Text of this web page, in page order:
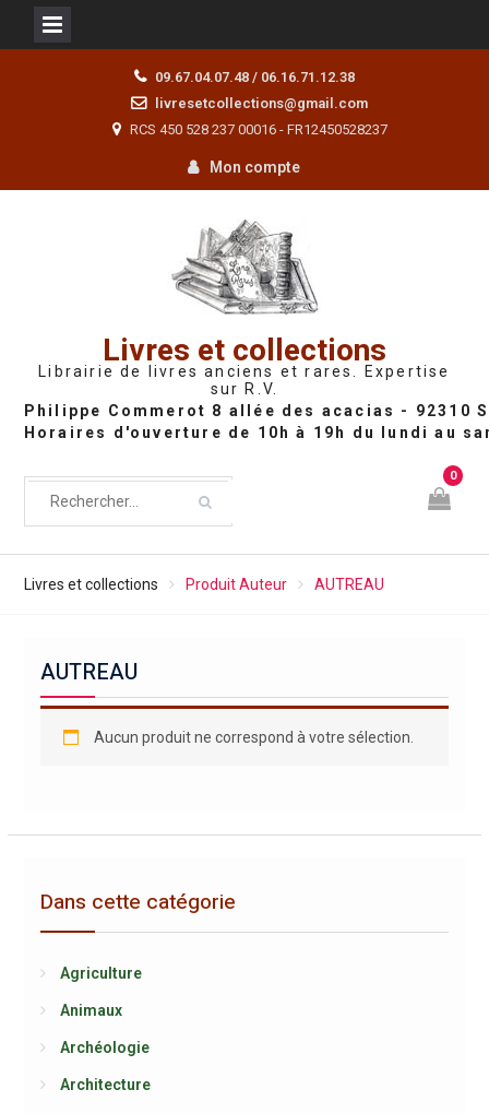
09.67.04.07.48 / 06.16.71.12.38
livresetcollections@gmail.com
RCS 450 528 237 00016 - FR12450528237
Mon compte
Livres et collections
Librairie de livres anciens et rares. Expertise
sur R.V.
0
Livres et collections Produit Auteur AUTREAU
AUTREAU
Aucun produit ne correspond à votre sélection.
Dans cette catégorie
Agriculture
Animaux
Archéologie
Architecture